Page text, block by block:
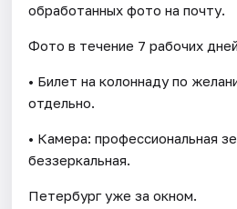
обработанных фото на почту.
Фото в течение 7 рабочих
• Билет на колоннаду по
отдельно.
• Камера: профессиональная
беззеркальная.
Петербург уже за окном.